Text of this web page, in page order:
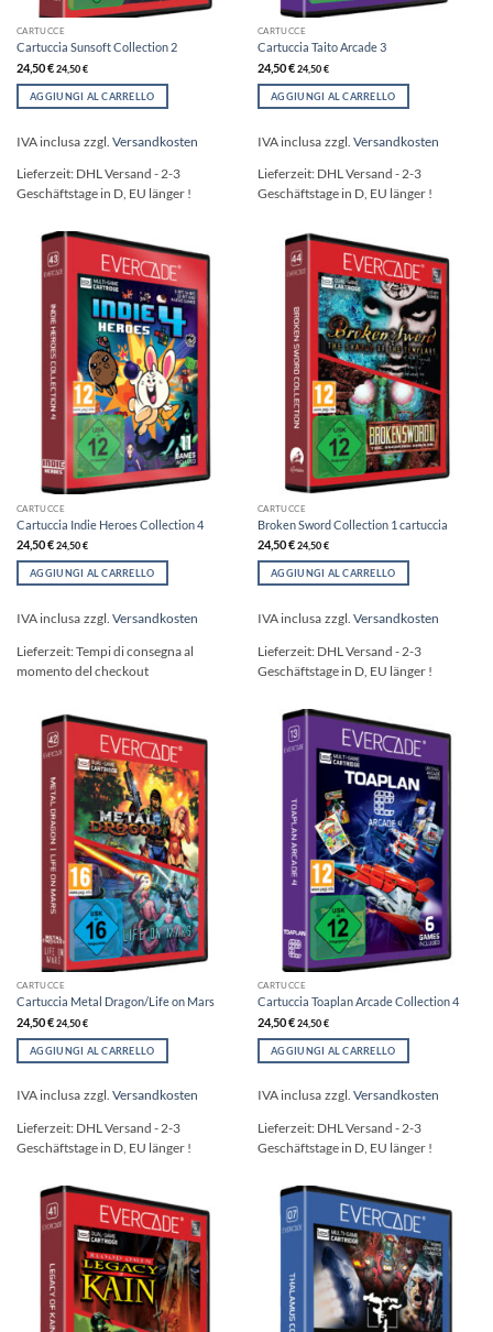
CARTUCCE
Cartuccia Sunsoft Collection 2
24,50€ 24,50€
AGGIUNGI AL CARRELLO
IVA inclusa zzgl. Versandkosten
Lieferzeit: DHL Versand - 2-3
Geschäftstage in D, EU länger !
CARTUCCE
Cartuccia Taito Arcade 3
24,50€ 24,50€
AGGIUNGI AL CARRELLO
IVA inclusa zzgl. Versandkosten
Lieferzeit: DHL Versand - 2-3
Geschäftstage in D, EU länger !
CARTUCCE
Cartuccia Indie Heroes Collection 4
24,50€ 24,50€
AGGIUNGI AL CARRELLO
IVA inclusa zzgl. Versandkosten
Lieferzeit:Tempi di consegna al
momento del checkout
CARTUCCE
Broken Sword Collection 1 cartuccia
24,50€ 24,50€
AGGIUNGI AL CARRELLO
IVA inclusa zzgl. Versandkosten
Lieferzeit: DHL Versand - 2-3
Geschäftstage in D, EU länger !
CARTUCCE
Cartuccia Metal Dragon/Life on Mars
24,50€ 24,50€
AGGIUNGI AL CARRELLO
IVA inclusa zzgl. Versandkosten
Lieferzeit: DHL Versand - 2-3
Geschäftstage in D, EU länger !
CARTUCCE
Cartuccia Toaplan Arcade Collection 4
24,50€ 24,50€
AGGIUNGI AL CARRELLO
IVA inclusa zzgl. Versandkosten
Lieferzeit: DHL Versand - 2-3
Geschäftstage in D, EU länger !